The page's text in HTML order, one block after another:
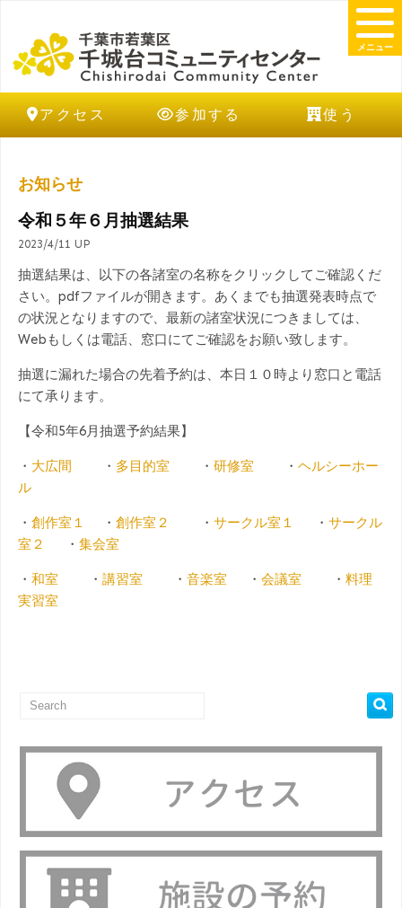
アクセス 参加する 使う
メニュー
お知らせ
令和５年６月抽選結果
2023/4/11 UP
抽選結果は、以下の各諸室の名称をクリックしてご確認くだ
さい。pdfファイルが開きます。あくまでも抽選発表時点で
の状況となりますので、最新の諸室状況につきましては、
Webもしくは電話、窓口にてご確認をお願い致します。
抽選に漏れた場合の先着予約は、本日１０時より窓口と電話
にて承ります。
【令和5年6月抽選予約結果】
・ 大広間 ・ 多目的室 ・ 研修室 ・ ヘルシーホー
ル
・ 創作室１ ・ 創作室２ ・ サークル室１ ・ サークル
室２
・ 集会室
・ 和室 ・ 講習室 ・ 音楽室 ・ 会議室 ・ 料理
実習室